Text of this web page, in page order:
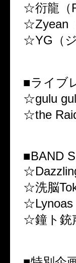
☆衍龍（
☆Zyean
☆YG（
■ライブ
☆gulu
☆the
■BAND
☆洗脳
☆Lynoas
☆鐘ト銃